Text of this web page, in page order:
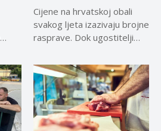
Cijene na hrvatskoj obali
svakog ljeta izazivaju brojne
rasprave. Dok ugostitelji